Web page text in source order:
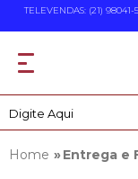
TELEVENDAS: (21)
Entrega e